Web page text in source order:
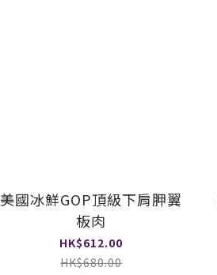
美國冰鮮GOP頂級下肩胛翼
板肉
HK$612.00
HK$680.00